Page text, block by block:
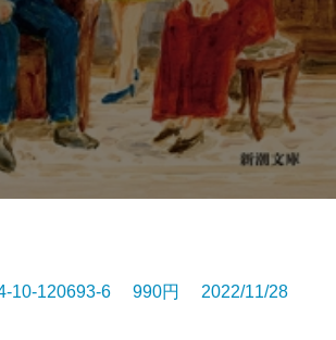
10-120693-6 990円 2022/11/28